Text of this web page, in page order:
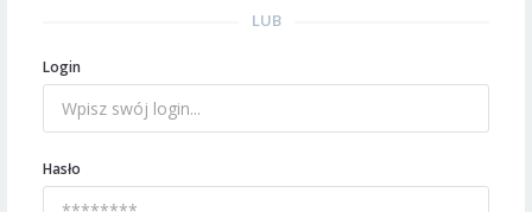
LUB
Login
Hasło